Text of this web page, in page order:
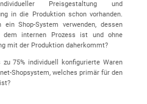
Preisgestaltung und
in die Produktion schon vorhanden.
Shop-System verwenden, dessen
internen Prozess ist und ohne
mit der Produktion daherkommt?
75% individuell konfigurierte Waren
Shopsystem, welches primär für den